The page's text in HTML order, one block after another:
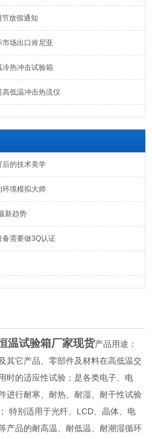
放假通知
场出口肯尼亚
热冲击试验箱
低温冲击热流仪
后的技术美学
环境模拟大师
新趋势
备需要做3Q认证
温试验箱厂家现货产品用途：
其它产品、零部件及材料在高低温交
时的适应性试验；是各类电子、电
进行耐寒、耐热、耐湿、耐干性试验
特别适用于光纤、LCD、晶体、电
产品的耐高温、耐低温、耐潮湿循环